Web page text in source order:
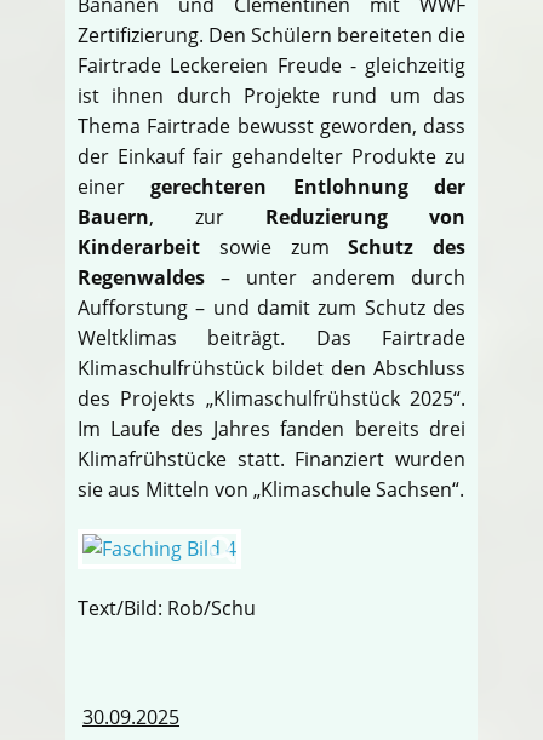
Bananen und Clementinen mit WWF
Zertifizierung. Den Schülern bereiteten die
Fairtrade Leckereien Freude - gleichzeitig
ist ihnen durch Projekte rund um das
Thema Fairtrade bewusst geworden, dass
der Einkauf fair gehandelter Produkte zu
einergerechteren Entlohnung der
Bauern, zur Reduzierung von
Kinderarbeit sowie zumSchutz des
Regenwaldes – unter anderem durch
Aufforstung – und damit zum Schutz des
Weltklimas beiträgt. Das Fairtrade
Klimaschulfrühstück bildet den Abschluss
des Projekts „Klimaschulfrühstück 2025“.
Im Laufe des Jahres fanden bereits drei
Klimafrühstücke statt. Finanziert wurden
sie aus Mitteln von „Klimaschule Sachsen“.
Text/Bild: Rob/Schu
30.09.2025